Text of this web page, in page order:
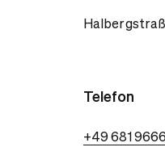
Telefon
+49 681